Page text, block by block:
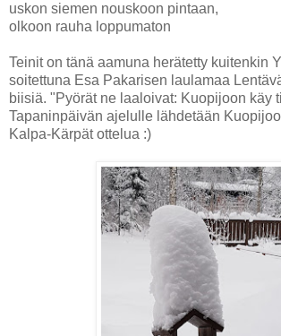
uskon siemen nouskoon pintaan,
olkoon rauha loppumaton
Teinit on tänä aamuna herätetty kuitenkin
soitettuna Esa Pakarisen laulamaa
biisiä. "Pyörät ne laaloivat: Kuopijoon käy
Tapaninpäivän ajelulle lähdetään
Kalpa-Kärpät ottelua :)